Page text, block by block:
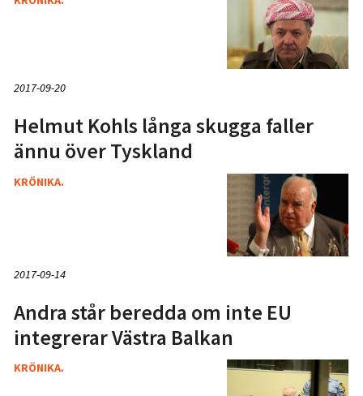
2017-09-20
Helmut Kohls långa skugga faller
ännu över Tyskland
KRÖNIKA.
2017-09-14
Andra står beredda om inte EU
integrerar Västra Balkan
KRÖNIKA.